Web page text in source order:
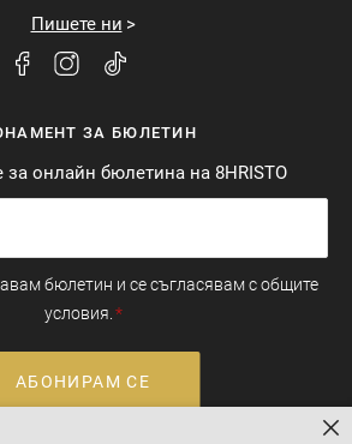
Пишете ни
ЗА БЮЛЕТИН
за онлайн бюлетина на 8HRISTO
бюлетин и се съгласявам с общите
условия.
АБОНИРАМ СЕ